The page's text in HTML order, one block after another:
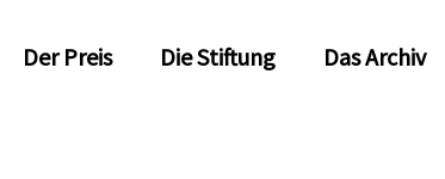
Der Preis Die Stiftung Das Archiv